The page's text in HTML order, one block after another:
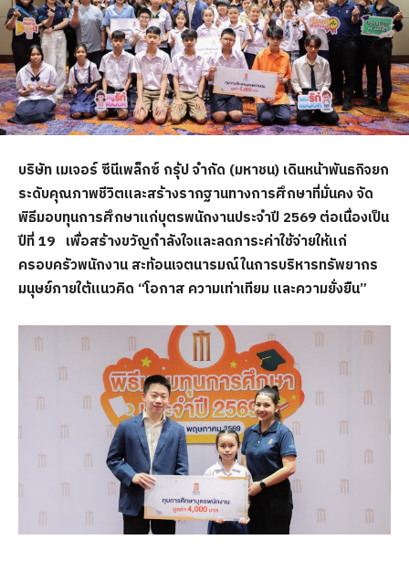
บริษัท เมเจอร์ ซีนีเพล็กซ์ กรุ้ป จำกัด (มหาชน) เดินหน้าพันธกิจยก
ระดับคุณภาพชีวิตและสร้างรากฐานทางการศึกษาที่มั่นคง จัด
พิธีมอบทุนการศึกษาแก่บุตรพนักงานประจำปี 2569 ต่อเนื่องเป็น
ปีที่ 19 เพื่อสร้างขวัญกำลังใจและลดภาระค่าใช้จ่ายให้แก่
ครอบครัวพนักงาน สะท้อนเจตนารมณ์ในการบริหารทรัพยากร
มนุษย์ภายใต้แนวคิด “โอกาส ความเท่าเทียม และความยั่งยืน”